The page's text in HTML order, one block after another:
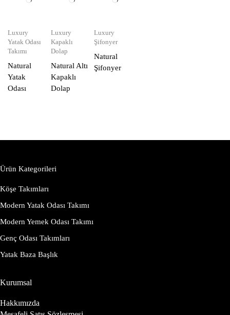
Luxury
Yatak Odası
Takımı
Natural
Yatak
Odası
Luxury
Kapaklı
Dolap
Natural Altı
Kapaklı
Dolap
Luxury
Şifonyer
Natural
Şifonyer
Ürün Kategorileri
Köşe Takımları
Modern Yatak Odası Takımı
Modern Yemek Odası Takımı
Genç Odası Takımları
Yatak Baza Başlık
Kurumsal
Hakkımızda